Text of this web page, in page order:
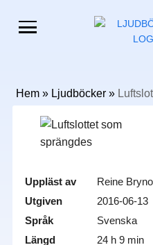
Hem» Ljudböcker»
Uppläst av
Reine
Utgiven
2016-06-13
Språk
Svenska
Längd
24 h 9 min